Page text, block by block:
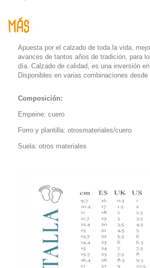
MÁS
Apuesta por el calzado de toda la vida,
avances de tantos años de tradición, para
día. Calzado de calidad, es una inversión
Disponibles en varias combinaciones
Composición:
Empeine: cuero
Forro y plantilla: otrosmateriales/cuero
Suela: otros materiales